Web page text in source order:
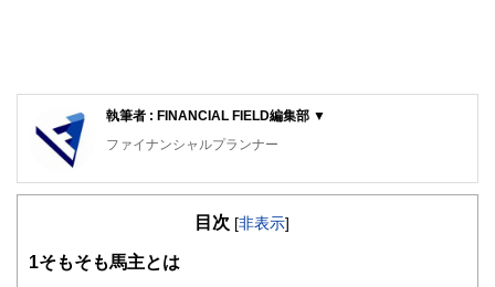
執筆者 : FINANCIAL FIELD編集部 ▼
ファイナンシャルプランナー
FinancialField編集部は、金融、経済に関する記事を、日々
知識がない方でも理解できるようわかりやすく発信していま
目次 [非表示]
1そもそも馬主とは